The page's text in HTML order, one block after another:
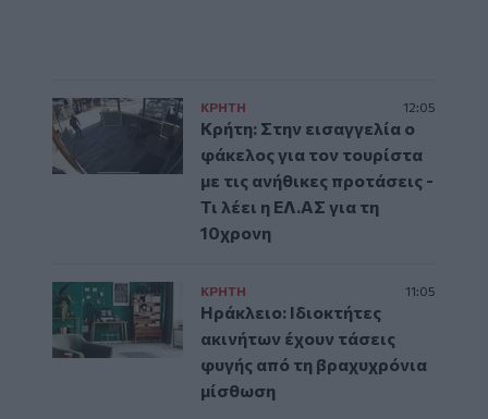
ΚΡΗΤΗ 12:05
Κρήτη: Στην εισαγγελία ο
φάκελος για τον τουρίστα
με τις ανήθικες προτάσεις -
Τι λέει η ΕΛ.ΑΣ για τη
10χρονη
ΚΡΗΤΗ 11:05
Ηράκλειο: Ιδιοκτήτες
ακινήτων έχουν τάσεις
φυγής από τη βραχυχρόνια
μίσθωση